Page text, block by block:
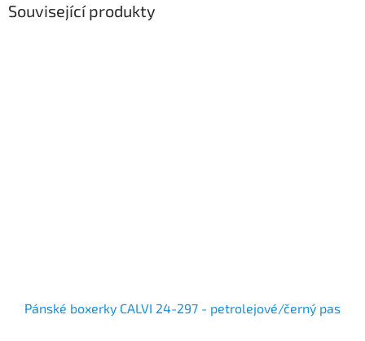
Související produkty
Pánské boxerky CALVI 24-297 - petrolejové/černý pas